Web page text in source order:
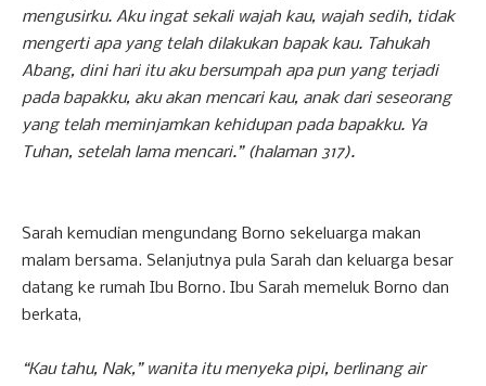
mengusirku. Aku ingat sekali wajah kau, wajah sedih, tidak
mengerti apa yang telah dilakukan bapak kau. Tahukah
Abang, dini hari itu aku bersumpah apa pun yang terjadi
pada bapakku, aku akan mencari kau, anak dari seseorang
yang telah meminjamkan kehidupan pada bapakku. Ya
Tuhan, setelah lama mencari.” (halaman 317).
Sarah kemudian mengundang Borno sekeluarga makan
malam bersama. Selanjutnya pula Sarah dan keluarga besar
datang ke rumah Ibu Borno. Ibu Sarah memeluk Borno dan
berkata,
“Kau tahu, Nak,” wanita itu menyeka pipi, berlinang air